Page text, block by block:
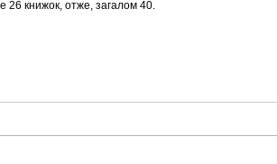
26 книжок, отже, загалом 40.